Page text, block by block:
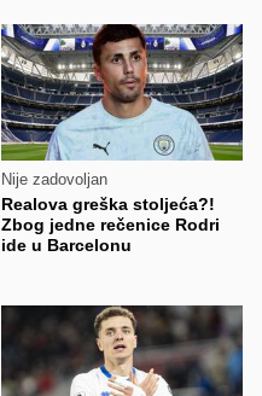
Nije zadovoljan
Realova greška stoljeća?!
Zbog jedne rečenice Rodri
ide u Barcelonu